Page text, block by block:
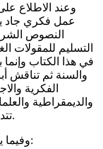
وعند الاطلاع
عمل فكري جاد
النصوص
التسليم للمقولات
في هذا الكتاب
والسنة ثم تناقش
الفكرية
والديمقراطية
تتدرج من التأصيل النظري إلى التطبيقات العملية.
وفيما يأتي ورقة تعريفية ونقدية تتعلق بهذا الجهد الجاد: